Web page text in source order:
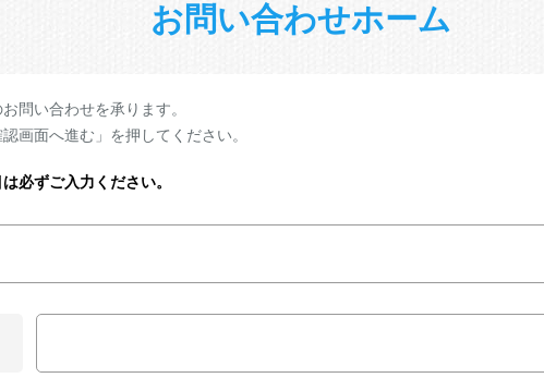
お問い合わせホーム
問い合わせを承ります。
画面へ進む」を押してください。
必ずご入力ください。